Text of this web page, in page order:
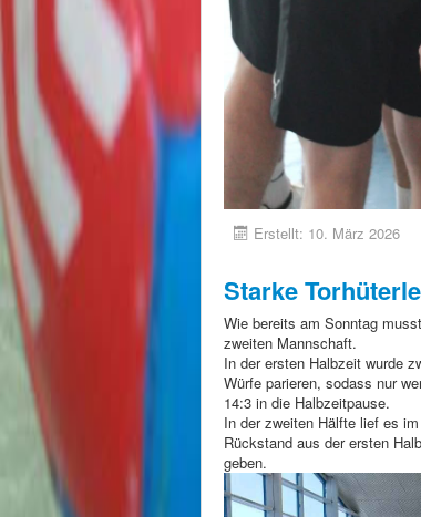
Erstellt: 10. März 2026
Starke
Wie bereits am Sonntag
zweiten Mannschaft.
In der ersten Halbzeit wurde
Würfe parieren, sodass nur
14:3 in die Halbzeitpause.
In der zweiten Hälfte lief es
Rückstand aus der ersten
geben.